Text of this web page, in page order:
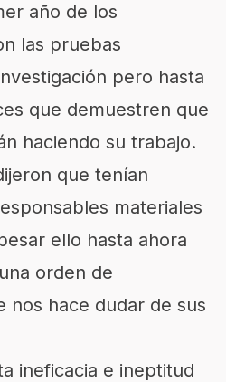
año de los
las pruebas
pero hasta
que demuestren que
haciendo su trabajo.
que tenían
materiales
ello hasta ahora
orden de
nos hace dudar de sus
ineficacia e ineptitud